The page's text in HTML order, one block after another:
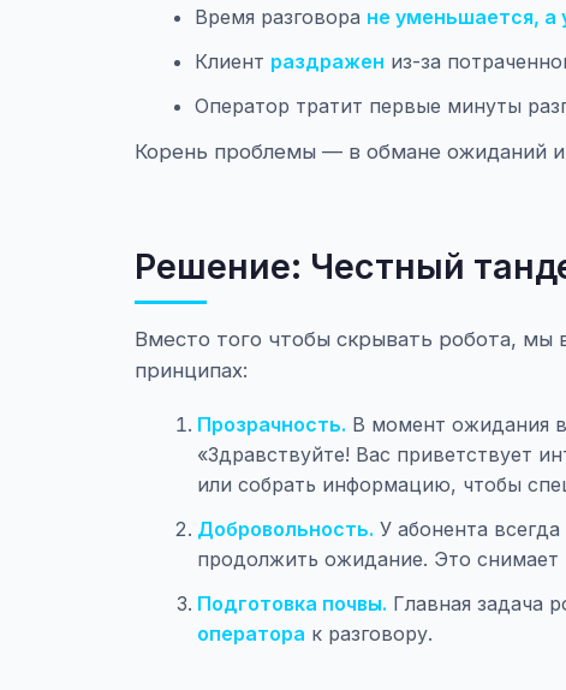
Время разговора не уменьшается, а
Клиент раздражен из-за
Оператор тратит первые минуты
Корень проблемы — в обмане ожиданий и
Решение: Честный
Вместо того чтобы скрывать робота, мы
принципах:
Прозрачность. В момент ожидания в
«Здравствуйте! Вас приветствует
или собрать информацию, чтобы
Добровольность. У абонента
продолжить ожидание. Это снимает
Подготовка почвы. Главная задача
оператора к разговору.